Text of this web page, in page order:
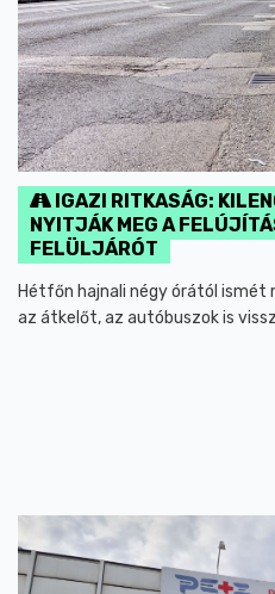
IGAZI RITKASÁG:
NYITJÁK MEG A
FELÜLJÁRÓT
Hétfőn hajnali négy órától ismét
az átkelőt, az autóbuszok is